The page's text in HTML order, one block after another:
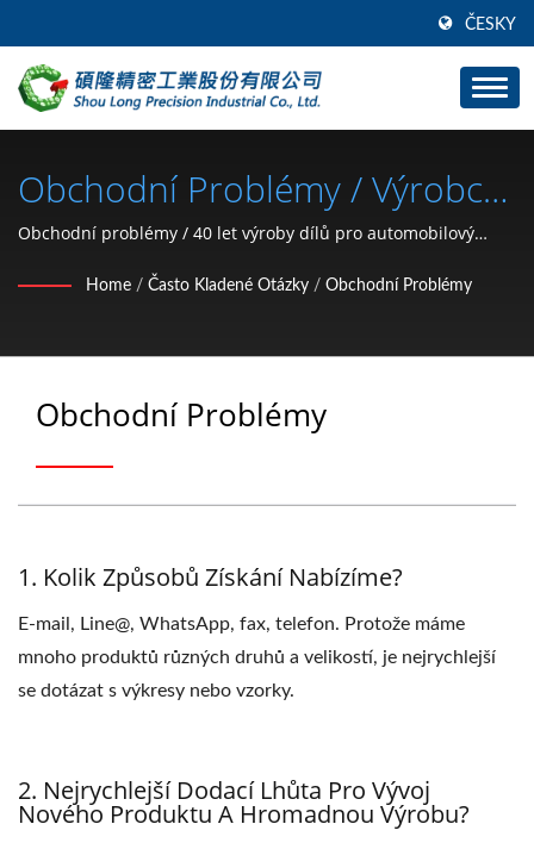
ČESKY
Obchodní Problémy / Výrobce
Hardwarových Dílů Pro
Automobily A Motocykly (typ C
Kroužek, Špendlík) Od Roku
1991 | SHOU LONG
Obchodní problémy / 40 let výroby dílů pro automobilový
pojistný kroužek, špendlík) z Tchaj-wanu | SHOU LONG
Home / Často Kladené Otázky / Obchodní Problémy
Obchodní Problémy
1. Kolik Způsobů Získání Nabízíme?
E-mail, Line@, WhatsApp, fax, telefon. Protože máme
mnoho produktů různých druhů a velikostí, je nejrychlejší
se dotázat s výkresy nebo vzorky.
2. Nejrychlejší Dodací Lhůta Pro Vývoj
Nového Produktu A Hromadnou Výrobu?